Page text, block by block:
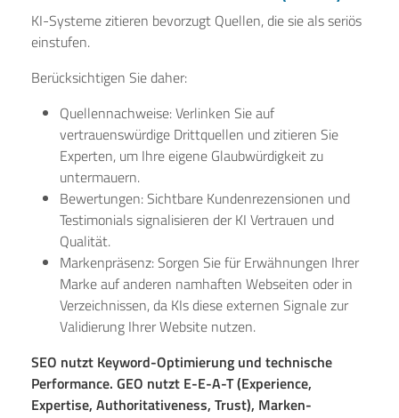
KI-Systeme zitieren bevorzugt Quellen, die sie als seriös
einstufen.
Berücksichtigen Sie daher:
Quellennachweise: Verlinken Sie auf
vertrauenswürdige Drittquellen und zitieren Sie
Experten, um Ihre eigene Glaubwürdigkeit zu
untermauern.
Bewertungen: Sichtbare Kundenrezensionen und
Testimonials signalisieren der KI Vertrauen und
Qualität.
Markenpräsenz: Sorgen Sie für Erwähnungen Ihrer
Marke auf anderen namhaften Webseiten oder in
Verzeichnissen, da KIs diese externen Signale zur
Validierung Ihrer Website nutzen.
SEO nutzt Keyword-Optimierung und technische
Performance. GEO nutzt E-E-A-T (Experience,
Expertise, Authoritativeness, Trust), Marken-